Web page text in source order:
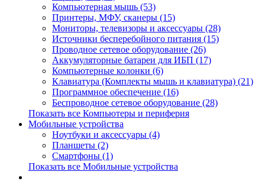
Компьютерная мышь (53)
Принтеры, МФУ, сканеры (15)
Мониторы, телевизоры и аксессуары (28)
Источники бесперебойного питания (15)
Проводное сетевое оборудование (26)
Аккумуляторные батареи для ИБП (17)
Компьютерные колонки (6)
Клавиатура (Комплекты мышь и клавиатура) (21)
Программное обеспечение (16)
Беспроводное сетевое оборудование (28)
Показать все Компьютеры и периферия
Мобильные устройства
Ноутбуки и аксессуары (4)
Планшеты (2)
Смартфоны (1)
Показать все Мобильные устройства